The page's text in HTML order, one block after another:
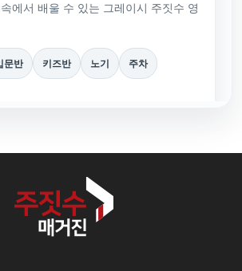
에서 배울 수 있는 그레이시 주짓수 영
문반 키즈반 노기 주차
홈페이지
체험문의